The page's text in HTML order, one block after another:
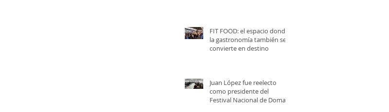
FIT FOOD: el espacio donde
la gastronomía también se
convierte en destino
Juan López fue reelecto
como presidente del
Festival Nacional de Doma y